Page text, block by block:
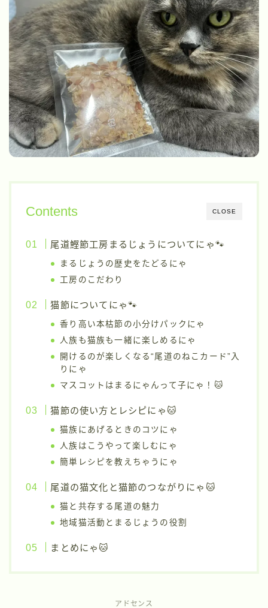
CLOSE
Contents
尾道鰹節工房まるじょうについてにゃ🐾
まるじょうの歴史をたどるにゃ
工房のこだわり
猫節についてにゃ🐾
香り高い本枯節の小分けパックにゃ
人族も猫族も一緒に楽しめるにゃ
開けるのが楽しくなる“尾道のねこカード”入
りにゃ
マスコットはまるにゃんって子にゃ！🐱
猫節の使い方とレシピにゃ🐱
猫族にあげるときのコツにゃ
人族はこうやって楽しむにゃ
簡単レシピを教えちゃうにゃ
尾道の猫文化と猫節のつながりにゃ🐱
猫と共存する尾道の魅力
地域猫活動とまるじょうの役割
まとめにゃ🐱
アドセンス